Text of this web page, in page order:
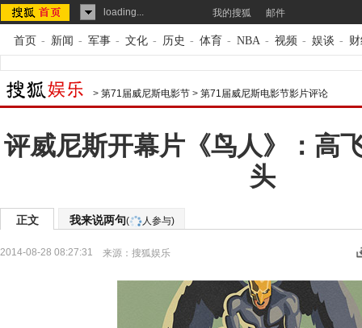
loading... 我的搜狐 邮件
首页 - 新闻 - 军事 - 文化 - 历史 - 体育 - NBA - 视频 - 娱谈 -
> 第71届威尼斯电影节 > 第71届威尼斯电影节影片评论
评威尼斯开幕片《鸟人》：高
头
正文 我来说两句( 人参与)
2014-08-28 08:27:31 来源： 搜狐娱乐